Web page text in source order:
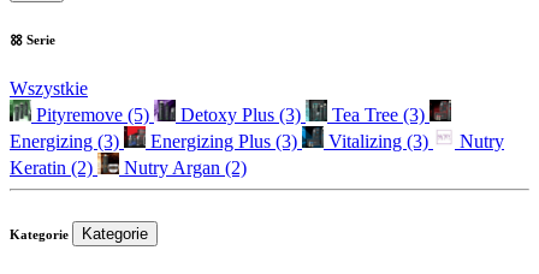
Serie
Wszystkie
Pityremove (5) Detoxy Plus (3) Tea Tree (3)
Energizing (3) Energizing Plus (3) Vitalizing (3)
Nutry
Keratin (2) Nutry Argan (2)
Kategorie Kategorie